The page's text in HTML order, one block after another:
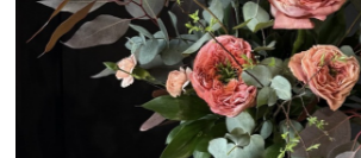
Подписывайтесь
на нас в Telegram
без СМС и регистраций